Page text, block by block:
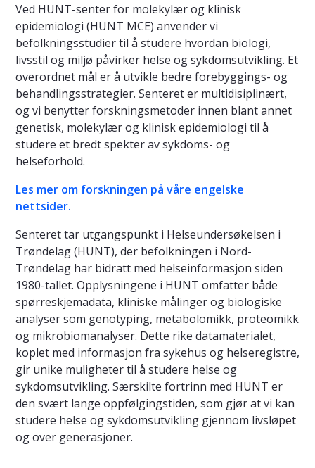
Ved HUNT-senter for molekylær og klinisk
epidemiologi (HUNT MCE) anvender vi
befolkningsstudier til å studere hvordan biologi,
livsstil og miljø påvirker helse og sykdomsutvikling. Et
overordnet mål er å utvikle bedre forebyggings- og
behandlingsstrategier. Senteret er multidisiplinært,
og vi benytter forskningsmetoder innen blant annet
genetisk, molekylær og klinisk epidemiologi til å
studere et bredt spekter av sykdoms- og
helseforhold.
Les mer om forskningen på våre engelske
nettsider.
Senteret tar utgangspunkt i Helseundersøkelsen i
Trøndelag (HUNT), der befolkningen i Nord-
Trøndelag har bidratt med helseinformasjon siden
1980-tallet. Opplysningene i HUNT omfatter både
spørreskjemadata, kliniske målinger og biologiske
analyser som genotyping, metabolomikk, proteomikk
og mikrobiomanalyser. Dette rike datamaterialet,
koplet med informasjon fra sykehus og helseregistre,
gir unike muligheter til å studere helse og
sykdomsutvikling. Særskilte fortrinn med HUNT er
den svært lange oppfølgingstiden, som gjør at vi kan
studere helse og sykdomsutvikling gjennom livsløpet
og over generasjoner.